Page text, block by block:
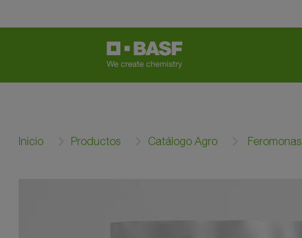
Inicio Productos Catálogo Agro Feromonas